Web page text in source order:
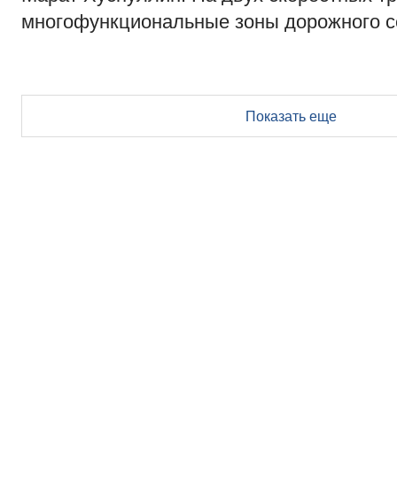
многофункциональные зоны дорожного
Показать еще